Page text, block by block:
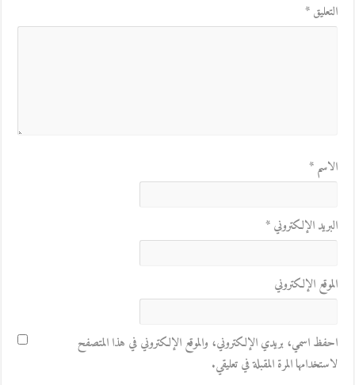
التعليق*
الاسم*
البريد الإلكتروني*
الموقع الإلكتروني
احفظ اسمي، بريدي الإلكتروني، والموقع الإلكتروني في هذا المتصفح
لاستخدامها المرة المقبلة في تعليقي.